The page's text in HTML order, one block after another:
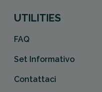
UTILITIES
FAQ
Set Informativo
Contattaci